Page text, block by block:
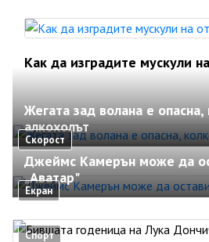
Как да изградите мускули
Скорост
Жегата зад волана е
алкохолът
Екран
Джеймс Камерън може да
„Аватар"
Спорт